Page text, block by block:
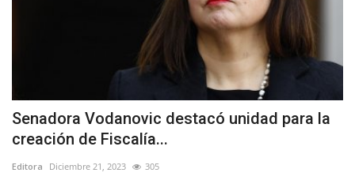
Senadora Vodanovic destacó unidad para la
creación de Fiscalía...
Editora Diciembre 21, 2023 305